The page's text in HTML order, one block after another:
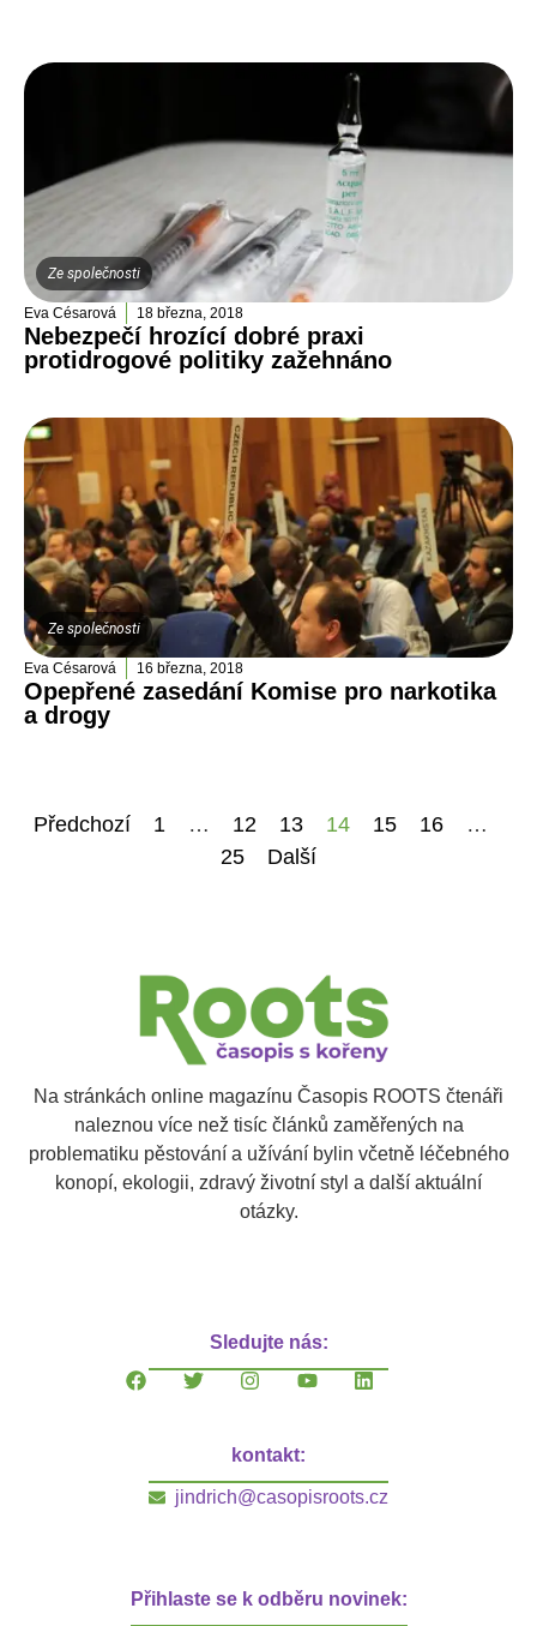
Ze společnosti
Eva Césarová 18 března, 2018
Nebezpečí hrozící dobré praxi
protidrogové politiky zažehnáno
Ze společnosti
Eva Césarová 16 března, 2018
Opepřené zasedání Komise pro narkotika
a drogy
Předchozí 1 … 12 13 14 15 16
…
25
Další
Na stránkách online magazínu Časopis ROOTS čtenáři
naleznou více než tisíc článků zaměřených na
problematiku pěstování a užívání bylin včetně léčebného
konopí, ekologii, zdravý životní styl a další aktuální
otázky.
Sledujte nás:
kontakt:
jindrich@casopisroots.cz
Přihlaste se k odběru novinek: